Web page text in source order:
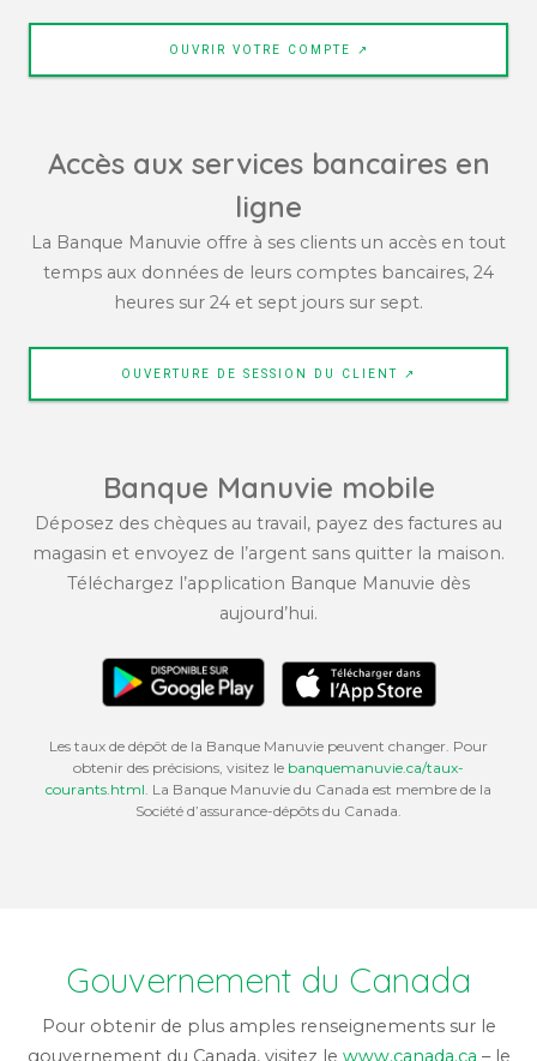
OUVRIR VOTRE COMPTE ↗
Accès aux services bancaires en
ligne
La Banque Manuvie offre à ses clients un accès en tout
temps aux données de leurs comptes bancaires, 24
heures sur 24 et sept jours sur sept.
OUVERTURE DE SESSION DU CLIENT ↗
Banque Manuvie mobile
Déposez des chèques au travail, payez des factures au
magasin et envoyez de l’argent sans quitter la maison.
Téléchargez l’application Banque Manuvie dès
aujourd’hui.
Les taux de dépôt de la Banque Manuvie peuvent changer. Pour
obtenir des précisions, visitez le banquemanuvie.ca/taux-
courants.html . La Banque Manuvie du Canada est membre de la
Société d’assurance-dépôts du Canada.
Gouvernement du Canada
Pour obtenir de plus amples renseignements sur le
gouvernement du Canada, visitez le www.canada.ca – le